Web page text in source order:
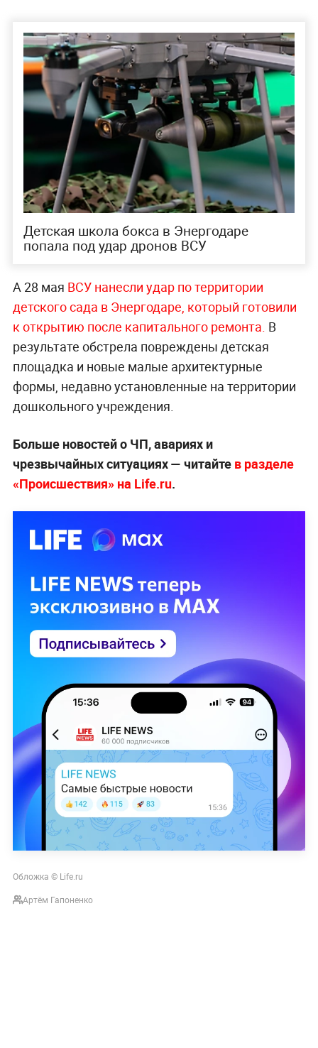
Детская школа бокса в Энергодаре
попала под удар дронов ВСУ
А 28 мая ВСУ нанесли удар по территории
детского сада в Энергодаре, который готовили
к открытию после капитального ремонта. В
результате обстрела повреждены детская
площадка и новые малые архитектурные
формы, недавно установленные на территории
дошкольного учреждения.
Больше новостей о ЧП, авариях и
чрезвычайных ситуациях — читайте в разделе
«Происшествия» на Life.ru.
Обложка © Life.ru
Артём Гапоненко